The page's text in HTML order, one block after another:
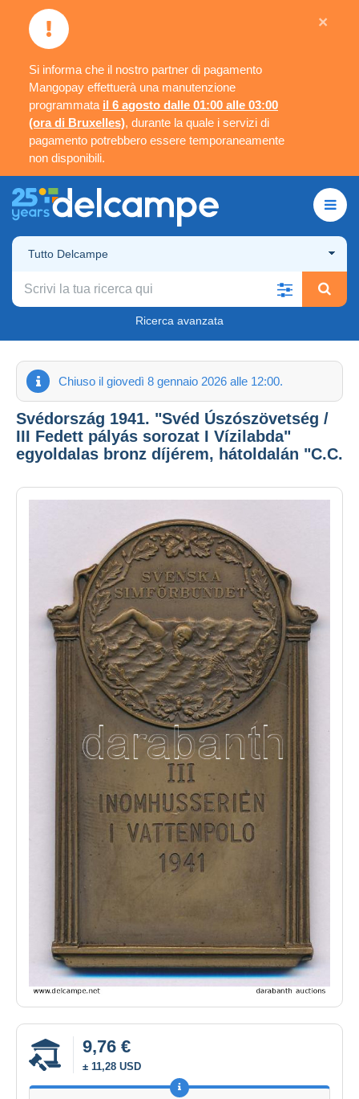
Si informa che il nostro partner di pagamento
Mangopay effettuerà una manutenzione
programmata il 6 agosto dalle 01:00 alle 03:00
(ora di Bruxelles), durante la quale i servizi di
pagamento potrebbero essere temporaneamente
non disponibili.
×
Tutto Delcampe
Ricerca avanzata
Chiuso il giovedì 8 gennaio 2026 alle 12:00.
Svédország 1941. "Svéd Úszószövetség /
III Fedett pályás sorozat I Vízilabda"
egyoldalas bronz díjérem, hátoldalán "C.C.
9,76 €
± 11,28 USD